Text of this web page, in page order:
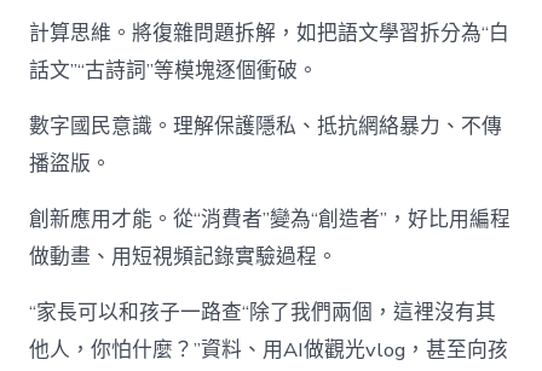
計算思維。將復雜問題拆解，如把語文學習拆分為“白
話文”“古詩詞”等模塊逐個衝破。
數字國民意識。理解保護隱私、抵抗網絡暴力、不傳
播盜版。
創新應用才能。從“消費者”變為“創造者”，好比用編程
做動畫、用短視頻記錄實驗過程。
“家長可以和孩子一路查“除了我們兩個，這裡沒有其
他人，你怕什麼？”資料、用AI做觀光vlog，甚至向孩